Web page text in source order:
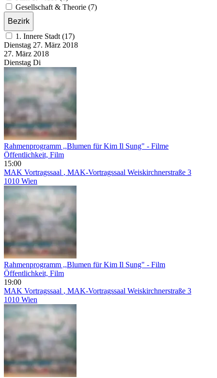
Gesellschaft & Theorie (7)
Bezirk
1. Innere Stadt (17)
Dienstag 27. März 2018
27. März 2018
Dienstag Di
Rahmenprogramm ,,Blumen für Kim Il Sung" - Filme
Öffentlichkeit, Film
15:00
MAK Vortragssaal , MAK-Vortragssaal Weiskirchnerstraße 3
1010 Wien
Rahmenprogramm ,,Blumen für Kim Il Sung" - Film
Öffentlichkeit, Film
19:00
MAK Vortragssaal , MAK-Vortragssaal Weiskirchnerstraße 3
1010 Wien